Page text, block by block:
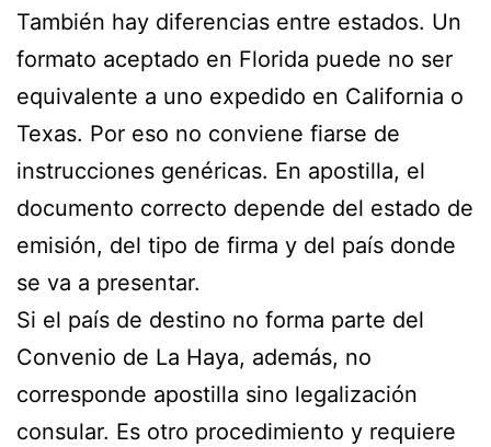
También hay diferencias entre estados. Un
formato aceptado en Florida puede no ser
equivalente a uno expedido en California o
Texas. Por eso no conviene fiarse de
instrucciones genéricas. En apostilla, el
documento correcto depende del estado de
emisión, del tipo de firma y del país donde
se va a presentar.
Si el país de destino no forma parte del
Convenio de La Haya, además, no
corresponde apostilla sino legalización
consular. Es otro procedimiento y requiere